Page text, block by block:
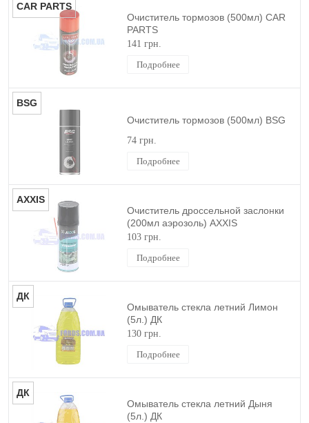
CAR PARTS
Очиститель тормозов (500мл) CAR
PARTS
141 грн.
Подробнее
BSG
Очиститель тормозов (500мл) BSG
74 грн.
Подробнее
AXXIS
Очиститель дроссельной заслонки
(200мл аэрозоль) AXXIS
103 грн.
Подробнее
ДК
Омыватель стекла летний Лимон
(5л.) ДК
130 грн.
Подробнее
ДК
Омыватель стекла летний Дыня
(5л.) ДК